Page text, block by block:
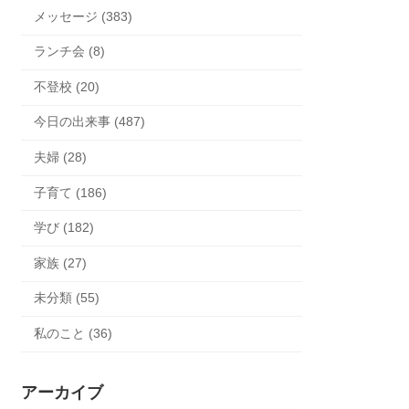
メッセージ (383)
ランチ会 (8)
不登校 (20)
今日の出来事 (487)
夫婦 (28)
子育て (186)
学び (182)
家族 (27)
未分類 (55)
私のこと (36)
アーカイブ